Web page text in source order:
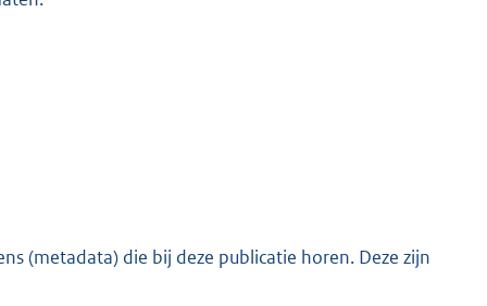
(metadata) die bij deze publicatie horen. Deze zijn